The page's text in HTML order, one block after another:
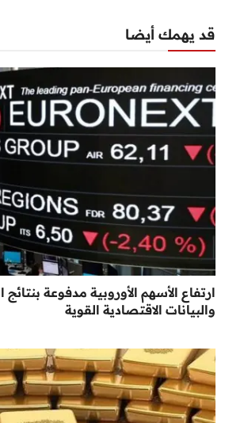
قد يهمك أيضا
ارتفاع الأسهم الأوروبية مدفوعة بنتائج
والبيانات الاقتصادية القوية